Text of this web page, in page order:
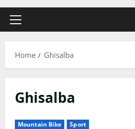
Menu
Home Ghisalba
Ghisalba
Mountain Bike Sport